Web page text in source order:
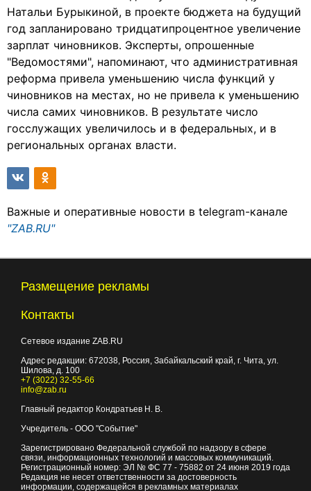
Натальи Бурыкиной, в проекте бюджета на будущий
год запланировано тридцатипроцентное увеличение
зарплат чиновников. Эксперты, опрошенные
"Ведомостями", напоминают, что административная
реформа привела уменьшению числа функций у
чиновников на местах, но не привела к уменьшению
числа самих чиновников. В результате число
госслужащих увеличилось и в федеральных, и в
региональных органах власти.
Важные и оперативные новости в telegram-канале
"ZAB.RU"
Размещение рекламы
Контакты
Сетевое издание ZAB.RU
Адрес редакции: 672038, Россия, Забайкальский край, г. Чита, ул.
Шилова, д. 100
+7 (3022) 32-55-66
info@zab.ru
Главный редактор Кондратьев Н. В.
Учредитель - ООО "Событие"
Зарегистрировано Федеральной службой по надзору в сфере
связи, информационных технологий и массовых коммуникаций.
Регистрационный номер: ЭЛ № ФС 77 - 75882 от 24 июня 2019 года
Редакция не несет ответственности за достоверность
информации, содержащейся в рекламных материалах